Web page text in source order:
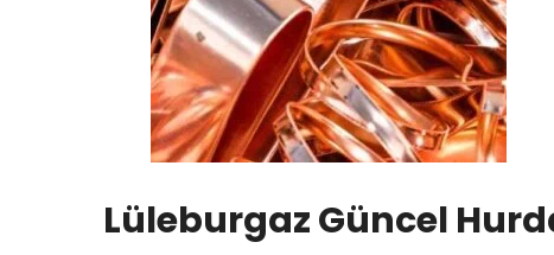
Lüleburgaz Güncel